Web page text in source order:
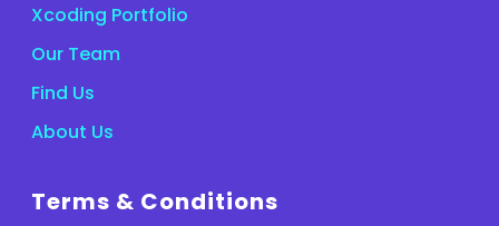
Xcoding Portfolio
Our Team
Find Us
About Us
Terms & Conditions